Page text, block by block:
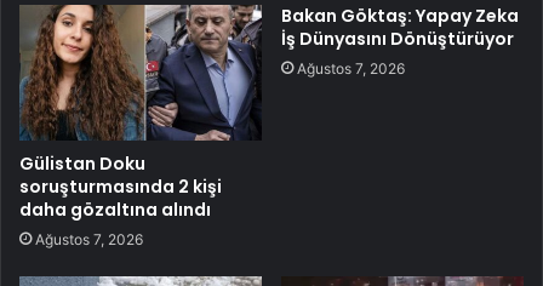
Gülistan Doku
soruşturmasında 2 kişi
daha gözaltına alındı
Ağustos 7, 2026
Bakan Göktaş: Yapay Zeka
İş Dünyasını Dönüştürüyor
Ağustos 7, 2026